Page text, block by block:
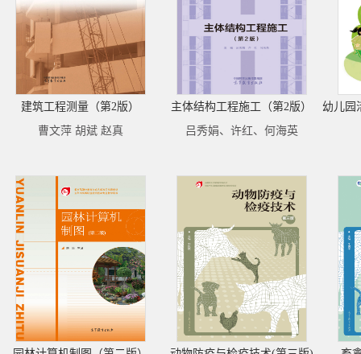
建筑工程测量（第2版）
曹文萍 胡斌 赵真
主体结构工程施工（第2版）
吕秀娟、许红、何海英